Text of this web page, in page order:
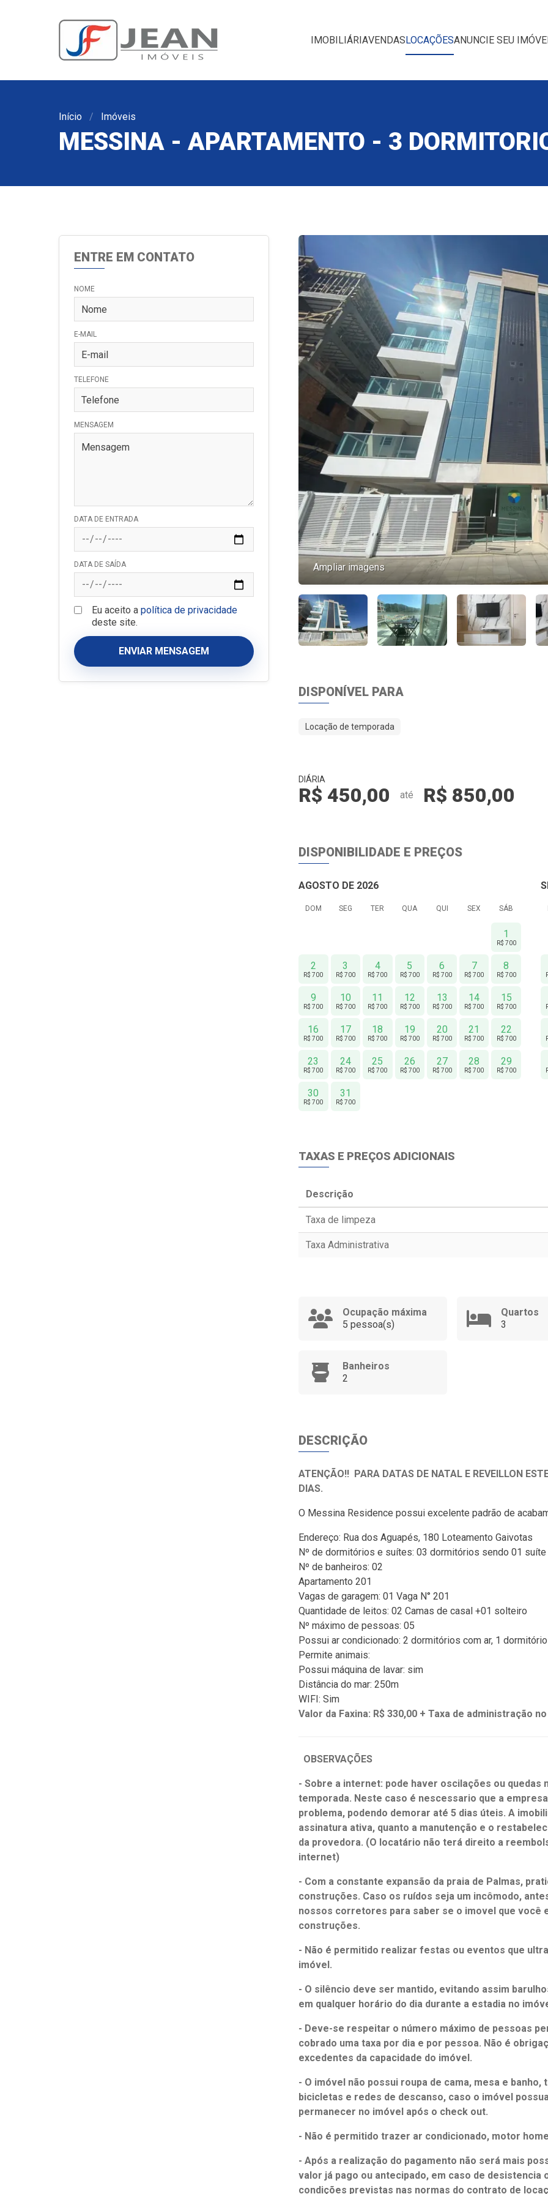
IMOBILIÁRIAVENDASLOCAÇÕESANUNCIE SEU
Início Imóveis
MESSINA - APARTAMENTO - 3
ENTRE EM CONTATO
NOME
E-MAIL
TELEFONE
MENSAGEM
DATA DE ENTRADA
DATA DE SAÍDA
Eu aceito a política de privacidade
deste site.
ENVIAR MENSAGEM
Ampliar imagens
DISPONÍVEL PARA
Locação de temporada
DIÁRIA
R$ 450,00 até R$ 850,00
DISPONIBILIDADE E PREÇOS
AGOSTO DE 2026
DOM SEG TER QUA QUI SEX SÁB
1
R$ 700
2
R$ 700
3
R$ 700
4
R$ 700
5
R$ 700
6
R$ 700
7
R$ 700
8
R$ 700
9
R$ 700
10
R$ 700
11
R$ 700
12
R$ 700
13
R$ 700
14
R$ 700
15
R$ 700
16
R$ 700
17
R$ 700
18
R$ 700
19
R$ 700
20
R$ 700
21
R$ 700
22
R$ 700
23
R$ 700
24
R$ 700
25
R$ 700
26
R$ 700
27
R$ 700
28
R$ 700
29
R$ 700
30
R$ 700
31
R$ 700
TAXAS E PREÇOS ADICIONAIS
Descrição
Taxa de limpeza
Taxa Administrativa
Ocupação máxima
5 pessoa(s)
Quartos
3
Banheiros
2
DESCRIÇÃO
ATENÇÃO!! PARA DATAS DE NATAL E REVEILLON
DIAS.
O Messina Residence possui excelente padrão de
Endereço: Rua dos Aguapés, 180 Loteamento Gaivotas
Nº de dormitórios e suítes: 03 dormitórios sendo 01 suíte
Nº de banheiros: 02
Apartamento 201
Vagas de garagem: 01 Vaga N° 201
Quantidade de leitos: 02 Camas de casal +01 solteiro
Nº máximo de pessoas: 05
Possui ar condicionado: 2 dormitórios com ar, 1
Permite animais:
Possui máquina de lavar: sim
Distância do mar: 250m
WIFI: Sim
Valor da Faxina: R$ 330,00 + Taxa de administração
OBSERVAÇÕES
- Sobre a internet: pode haver oscilações ou quedas
temporada. Neste caso é nescessario que a
problema, podendo demorar até 5 dias úteis. A
assinatura ativa, quanto a manutenção e o
da provedora. (O locatário não terá direito a
internet)
- Com a constante expansão da praia de Palmas,
construções. Caso os ruídos seja um incômodo,
nossos corretores para saber se o imovel que você
construções.
- Não é permitido realizar festas ou eventos que
imóvel.
- O silêncio deve ser mantido, evitando assim
em qualquer horário do dia durante a estadia no
- Deve-se respeitar o número máximo de pessoas
cobrado uma taxa por dia e por pessoa. Não é
excedentes da capacidade do imóvel.
- O imóvel não possui roupa de cama, mesa e
bicicletas e redes de descanso, caso o imóvel
permanecer no imóvel após o check out.
- Não é permitido trazer ar condicionado, motor
- Após a realização do pagamento não será mais
valor já pago ou antecipado, em caso de desistencia
condições previstas nas normas do contrato de